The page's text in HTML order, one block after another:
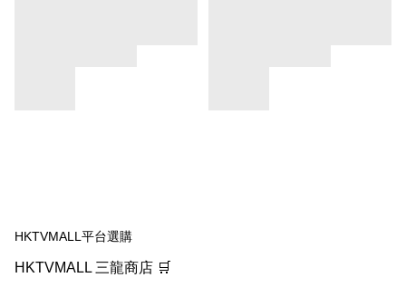
HKTVMALL平台選購
HKTVMALL 三龍商店 🛒